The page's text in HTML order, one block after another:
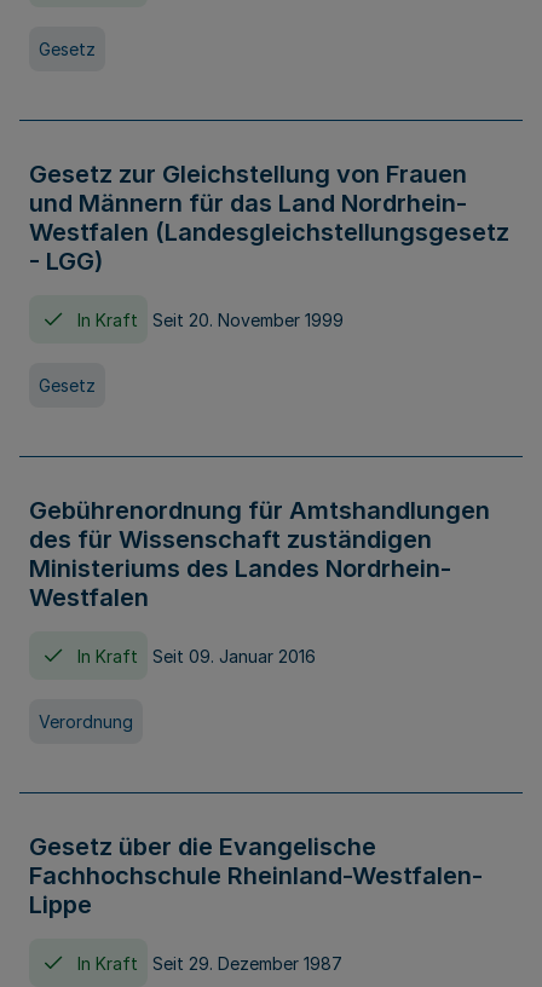
Gesetz
Gesetz zur Gleichstellung von Frauen
und Männern für das Land Nordrhein-
Westfalen (Landesgleichstellungsgesetz
- LGG)
In Kraft Seit 20. November 1999
Gesetz
Gebührenordnung für Amtshandlungen
des für Wissenschaft zuständigen
Ministeriums des Landes Nordrhein-
Westfalen
In Kraft Seit 09. Januar 2016
Verordnung
Gesetz über die Evangelische
Fachhochschule Rheinland-Westfalen-
Lippe
In Kraft Seit 29. Dezember 1987